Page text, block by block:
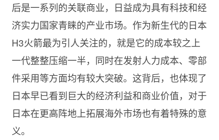
后是一系列的关联商业，日益成为具有科技和经
济实力国家青睐的产业市场。作为新生代的日本
H3火箭最为引人关注的，就是它的成本较之上
一代整整压缩一半，同时在发射人力成本、零部
件采用等方面均有较大突破。这背后，也体现了
日本早已看到巨大的经济利益和商业价值，对于
日本在更高阵地上拓展海外市场也有着特殊的意
义。